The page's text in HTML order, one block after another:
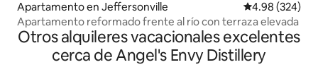
Apartamento en Jeffersonville Calificación
4.98 (324)
Apartamento reformado frente al río con terraza elevada
Otros alquileres vacacionales excelentes
cerca de Angel's Envy Distillery